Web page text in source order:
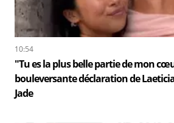
10:54
"Tu es la plus belle partie de mon
bouleversante déclaration de
Jade